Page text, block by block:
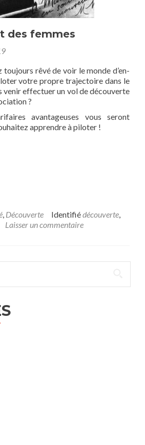
des femmes
toujours rêvé de voir le monde d’en-
votre propre trajectoire dans le
venir effectuer un vol de découverte
?
avantageuses vous seront
apprendre à piloter !
, Découverte Identifiédécouverte,
Laisser un commentaire